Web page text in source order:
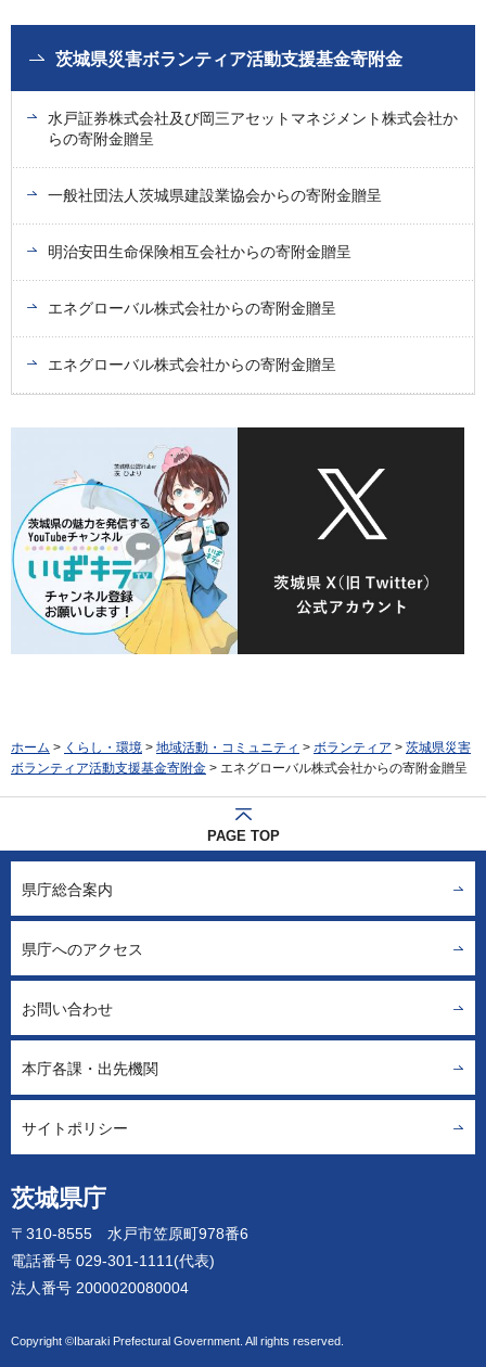
茨城県災害ボランティア活動支援基金寄附金
水戸証券株式会社及び岡三アセットマネジメント株式会社か
らの寄附金贈呈
一般社団法人茨城県建設業協会からの寄附金贈呈
明治安田生命保険相互会社からの寄附金贈呈
エネグローバル株式会社からの寄附金贈呈
エネグローバル株式会社からの寄附金贈呈
ホーム > くらし・環境 > 地域活動・コミュニティ > ボランティア > 茨城県災害
ボランティア活動支援基金寄附金 > エネグローバル株式会社からの寄附金贈呈
PAGE TOP
茨城県庁
〒310-8555 水戸市笠原町978番6
電話番号 029-301-1111(代表)
法人番号 2000020080004
Copyright ©Ibaraki Prefectural Government. All rights reserved.
県庁総合案内
県庁へのアクセス
お問い合わせ
本庁各課・出先機関
サイトポリシー